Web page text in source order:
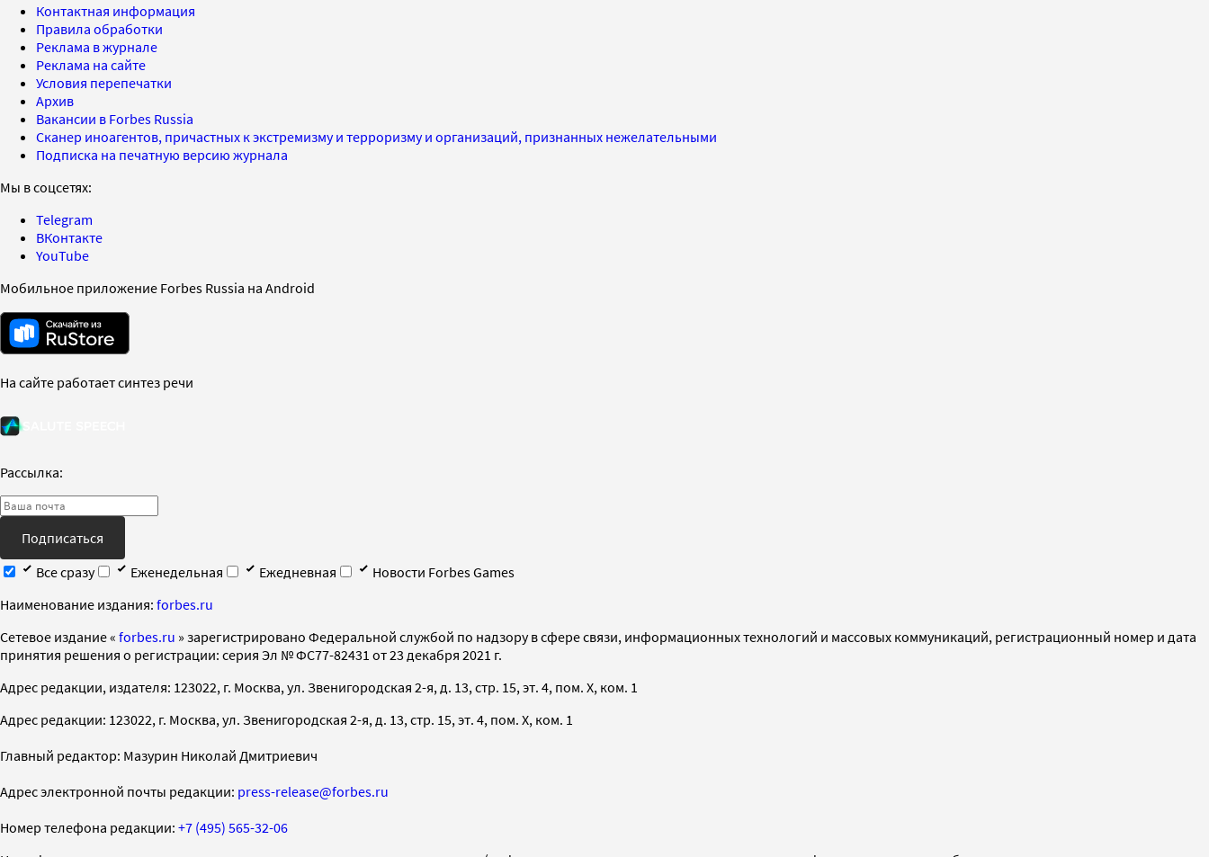
Контактная информация
Правила обработки
Реклама в журнале
Реклама на сайте
Условия перепечатки
Архив
Вакансии в Forbes Russia
Сканер иноагентов, причастных к экстремизму и терроризму и организаций, признанных нежелательными
Подписка на печатную версию журнала
Мы в соцсетях:
Telegram
ВКонтакте
YouTube
Мобильное приложение Forbes Russia на Android
На сайте работает синтез речи
Рассылка:
Подписаться
Все сразу
Еженедельная Ежедневная
Новости Forbes Games
Наименование издания: forbes.ru
Cетевое издание « forbes.ru » зарегистрировано Федеральной службой по надзору в сфере связи, информационных технологий и массовых коммуникаций, регистрационный номер и дата
принятия решения о регистрации: серия Эл № ФС77-82431 от 23 декабря 2021 г.
Адрес редакции, издателя: 123022, г. Москва, ул. Звенигородская 2-я, д. 13, стр. 15, эт. 4, пом. X, ком. 1
Адрес редакции: 123022, г. Москва, ул. Звенигородская 2-я, д. 13, стр. 15, эт. 4, пом. X, ком. 1
Главный редактор: Мазурин Николай Дмитриевич
Адрес электронной почты редакции: press-release@forbes.ru
Номер телефона редакции: +7 (495) 565-32-06